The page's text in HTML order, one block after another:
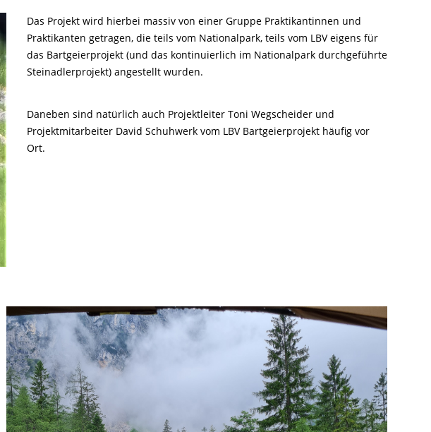
Das Projekt wird hierbei massiv von einer Gruppe Praktikantinnen und
Praktikanten getragen, die teils vom Nationalpark, teils vom LBV eigens für
das Bartgeierprojekt (und das kontinuierlich im Nationalpark durchgeführte
Steinadlerprojekt) angestellt wurden.
Daneben sind natürlich auch Projektleiter Toni Wegscheider und
Projektmitarbeiter David Schuhwerk vom LBV Bartgeierprojekt häufig vor
Ort.